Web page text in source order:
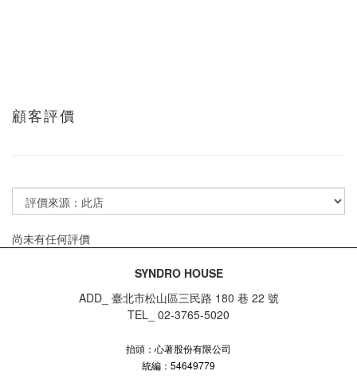
顧客評價
尚未有任何評價
SYNDRO HOUSE
ADD_ 臺北市松山區三民路 180 巷 22 號
TEL_ 02-3765-5020
抬頭：心著股份有限公司
統編：54649779